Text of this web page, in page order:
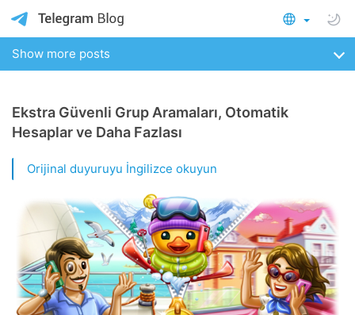
Show more posts
Ekstra Güvenli Grup Aramaları, Otomatik
Hesaplar ve Daha Fazlası
Orijinal duyuruyu İngilizce okuyun